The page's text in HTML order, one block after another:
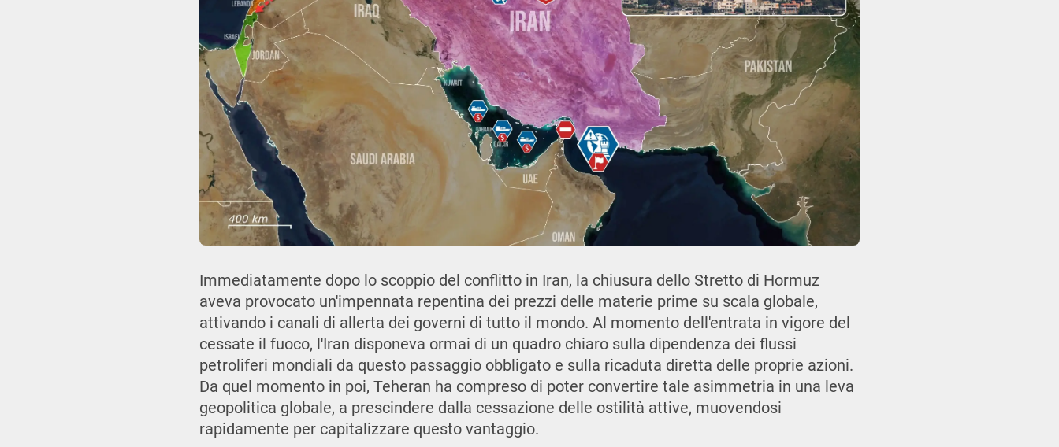
Immediatamente dopo lo scoppio del conflitto in Iran, la chiusura dello Stretto di Hormuz
aveva provocato un'impennata repentina dei prezzi delle materie prime su scala globale,
attivando i canali di allerta dei governi di tutto il mondo. Al momento dell'entrata in vigore del
cessate il fuoco, l'Iran disponeva ormai di un quadro chiaro sulla dipendenza dei flussi
petroliferi mondiali da questo passaggio obbligato e sulla ricaduta diretta delle proprie azioni.
Da quel momento in poi, Teheran ha compreso di poter convertire tale asimmetria in una leva
geopolitica globale, a prescindere dalla cessazione delle ostilità attive, muovendosi
rapidamente per capitalizzare questo vantaggio.